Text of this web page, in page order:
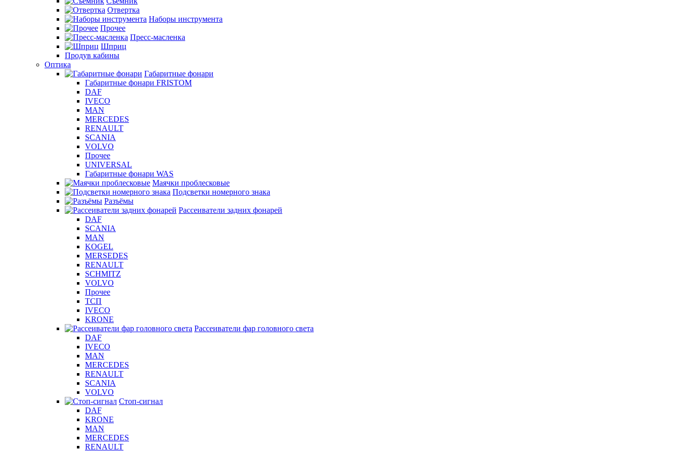
Отвертка
Наборы инструмента
Прочее
Пресс-масленка
Шприц
Продув кабины
Оптика
Габаритные фонари
Габаритные фонари FRISTOM
DAF
IVECO
MAN
MERCEDES
RENAULT
SCANIA
VOLVO
Прочее
UNIVERSAL
Габаритные фонари WAS
Маячки проблесковые
Подсветки номерного знака
Разъёмы
Рассеиватели задних фонарей
DAF
SCANIA
MAN
KOGEL
MERSEDES
RENAULT
SCHMITZ
VOLVO
Прочее
ТСП
IVECO
KRONE
Рассеиватели фар головного света
DAF
IVECO
MAN
MERCEDES
RENAULT
SCANIA
VOLVO
Стоп-сигнал
DAF
KRONE
MAN
MERCEDES
RENAULT